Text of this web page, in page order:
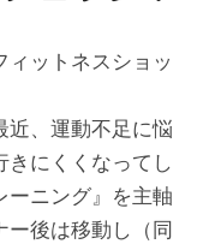
ィットネスショッ
近、運動不足に悩
きにくくなってし
ーニング』を主軸
ー後は移動し（同